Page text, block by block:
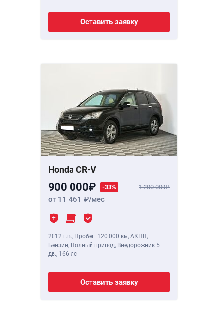
Оставить заявку
Honda CR-V
900 000 -33% 1 200 000
от 11 461 /мес
2012 г.в., Пробег: 120 000 км, АКПП,
Бензин, Полный привод, Внедорожник 5
дв., 166 лс
Оставить заявку